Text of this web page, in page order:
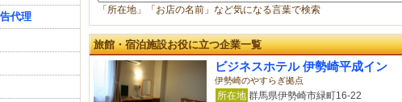
「所在地」「お店の名前」など気になる言葉で検索
旅館・宿泊施設お役に立つ企業一覧
ビジネスホテル 伊勢崎平成イン
伊勢崎のやすらぎ拠点
所在地 群馬県伊勢崎市緑町16-22
代理